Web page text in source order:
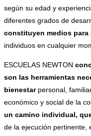
según su edad y
diferentes grados de
constituyen medios
individuos en cualquier
ESCUELAS NEWTON
son las herramientas
bienestarpersonal,
económico y social de la
un camino individual,
de la ejecución pertinente,